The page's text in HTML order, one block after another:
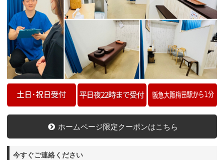
ホームページ限定クーポンはこちら
今すぐご連絡ください